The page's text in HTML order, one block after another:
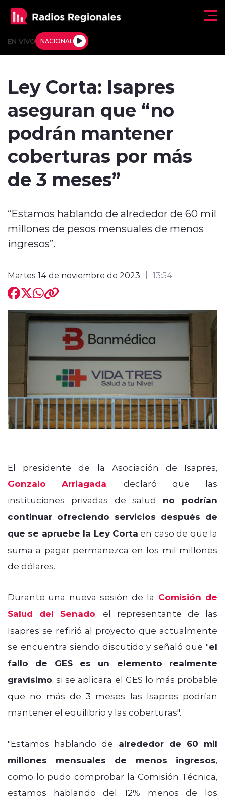
EN VIVO NACIONAL
Actualidad
Tendencias
Deportes
Internacional
Entrevistas
Ley Corta: Isapres
aseguran que “no
podrán mantener
coberturas por más
de 3 meses”
“Estamos hablando de alrededor de 60 mil
millones de pesos mensuales de menos
ingresos”.
Martes 14 de noviembre de 2023 13:54
El presidente de la Asociación de Isapres,
Gonzalo Arriagada, declaró que las
instituciones privadas de salud no podrían
continuar ofreciendo servicios después de
que se apruebe la Ley Corta en caso de que la
suma a pagar permanezca en los mil millones
de dólares.
Durante una nueva sesión de la Comisión de
Salud del Senado, el representante de las
Isapres se refirió al proyecto que actualmente
se encuentra siendo discutido y señaló que "el
fallo de GES es un elemento realmente
gravísimo, si se aplicara el GES lo más probable
que no más de 3 meses las Isapres podrían
mantener el equilibrio y las coberturas".
"Estamos hablando de alrededor de 60 mil
millones mensuales de menos ingresos,
como lo pudo comprobar la Comisión Técnica,
estamos hablando del 12% menos de los